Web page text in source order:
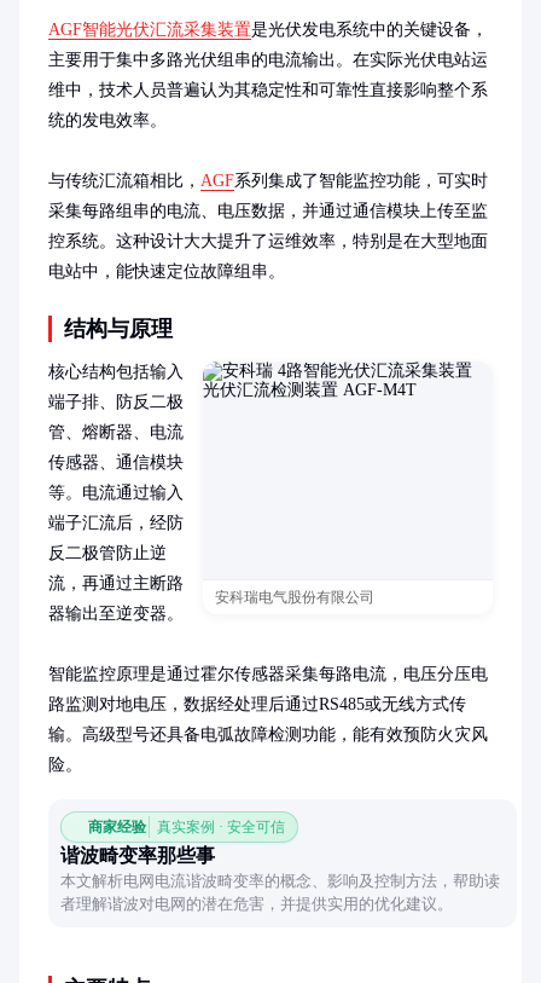
AGF智能光伏汇流采集装置是光伏发电系统中的关键设备，
主要用于集中多路光伏组串的电流输出。在实际光伏电站运
维中，技术人员普遍认为其稳定性和可靠性直接影响整个系
统的发电效率。
与传统汇流箱相比， AGF系列集成了智能监控功能，可实时
采集每路组串的电流、电压数据，并通过通信模块上传至监
控系统。这种设计大大提升了运维效率，特别是在大型地面
电站中，能快速定位故障组串。
结构与原理
安科瑞电气股份有限公司
核心结构包括输入
端子排、防反二极
管、熔断器、电流
传感器、通信模块
等。电流通过输入
端子汇流后，经防
反二极管防止逆
流，再通过主断路
器输出至逆变器。
智能监控原理是通过霍尔传感器采集每路电流，电压分压电
路监测对地电压，数据经处理后通过RS485或无线方式传
输。高级型号还具备电弧故障检测功能，能有效预防火灾风
险。
商家经验 真实案例 · 安全可信
谐波畸变率那些事
本文解析电网电流谐波畸变率的概念、影响及控制方法，帮助读
者理解谐波对电网的潜在危害，并提供实用的优化建议。